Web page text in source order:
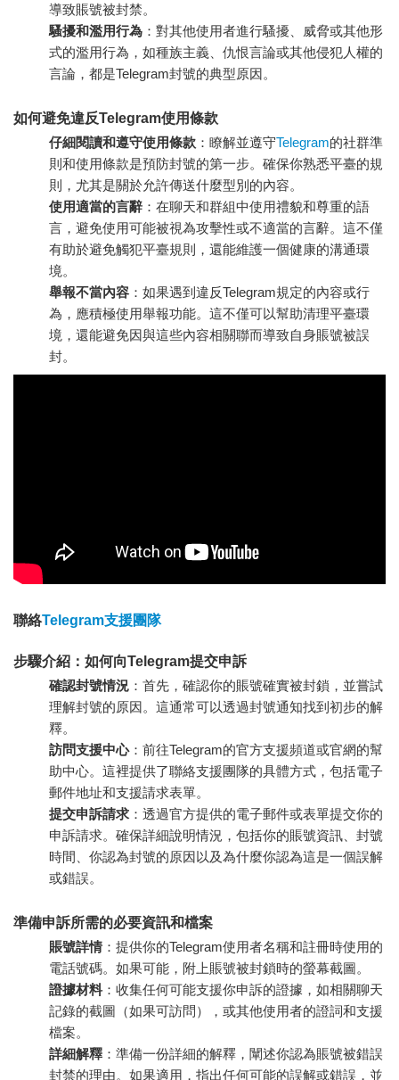
導致賬號被封禁。
騷擾和濫用行為 ：對其他使用者進行騷擾、威脅或其他形
式的濫用行為，如種族主義、仇恨言論或其他侵犯人權的
言論，都是Telegram封號的典型原因。
如何避免違反Telegram使用條款
仔細閱讀和遵守使用條款 ：瞭解並遵守Telegram的社群準
則和使用條款是預防封號的第一步。確保你熟悉平臺的規
則，尤其是關於允許傳送什麼型別的內容。
使用適當的言辭 ：在聊天和群組中使用禮貌和尊重的語
言，避免使用可能被視為攻擊性或不適當的言辭。這不僅
有助於避免觸犯平臺規則，還能維護一個健康的溝通環
境。
舉報不當內容 ：如果遇到違反Telegram規定的內容或行
為，應積極使用舉報功能。這不僅可以幫助清理平臺環
境，還能避免因與這些內容相關聯而導致自身賬號被誤
封。
聯絡Telegram支援團隊
步驟介紹：如何向Telegram提交申訴
確認封號情況 ：首先，確認你的賬號確實被封鎖，並嘗試
理解封號的原因。這通常可以透過封號通知找到初步的解
釋。
訪問支援中心：前往Telegram的官方支援頻道或官網的幫
助中心。這裡提供了聯絡支援團隊的具體方式，包括電子
郵件地址和支援請求表單。
提交申訴請求 ：透過官方提供的電子郵件或表單提交你的
申訴請求。確保詳細說明情況，包括你的賬號資訊、封號
時間、你認為封號的原因以及為什麼你認為這是一個誤解
或錯誤。
準備申訴所需的必要資訊和檔案
賬號詳情 ：提供你的Telegram使用者名稱和註冊時使用的
電話號碼。如果可能，附上賬號被封鎖時的螢幕截圖。
證據材料 ：收集任何可能支援你申訴的證據，如相關聊天
記錄的截圖（如果可訪問），或其他使用者的證詞和支援
檔案。
詳細解釋 ：準備一份詳細的解釋，闡述你認為賬號被錯誤
封禁的理由。如果適用，指出任何可能的誤解或錯誤，並